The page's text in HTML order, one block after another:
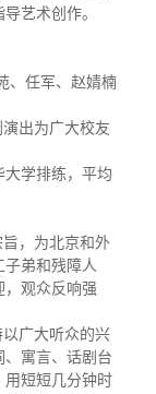
艺术创作。
、任军、赵婧楠
出为广大校友
学排练，平均
，为北京和外
子弟和残障人
，观众反响强
广大听众的兴
寓言、话剧台
用短短几分钟时